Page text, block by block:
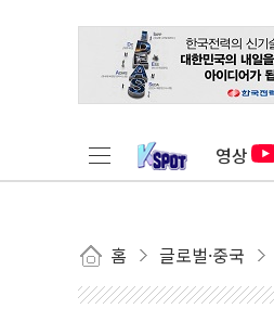
영상
홈 글로벌·중국